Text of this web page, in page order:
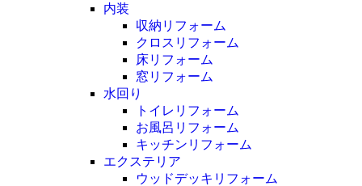
内装
収納リフォーム
クロスリフォーム
床リフォーム
窓リフォーム
水回り
トイレリフォーム
お風呂リフォーム
キッチンリフォーム
エクステリア
ウッドデッキリフォーム